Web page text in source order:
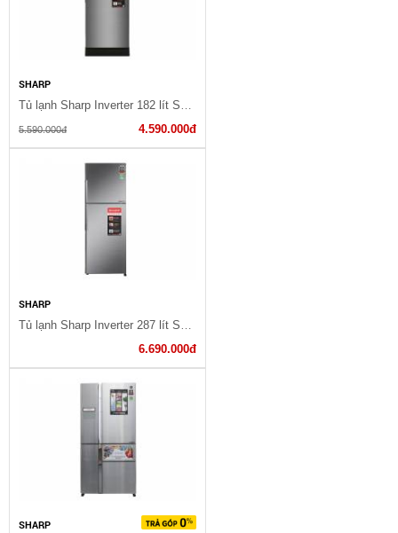
SHARP
5.590.000đ 4.590.000đ
SHARP
Tủ lạnh Sharp Inverter 287 lít SJ-X316E-DS
6.690.000đ
SHARP